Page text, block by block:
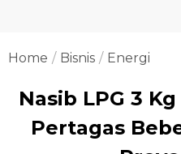
Home Bisnis Energi
Nasib LPG 3
Pertagas